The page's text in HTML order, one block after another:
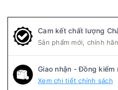
Cam kết chất lượng
Sản phẩm mới, chính
Giao nhận - Đồng kiểm
Xem chi tiết chính sách